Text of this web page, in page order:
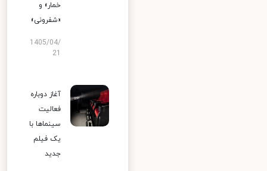
خمار» و
«شفرونی»
1405/04/
آغاز دوباره
فعالیت
سینماها با
یک فیلم
جدید